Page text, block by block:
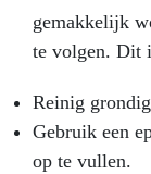
gemakkelijk
te volgen. Dit
Reinig
Gebruik een
op te vullen.